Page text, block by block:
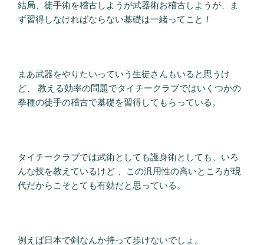
結局、徒手術を稽古しようが武器術お稽古しようが、ま
ず習得しなければならない基礎は一緒ってこと！
まあ武器をやりたいっていう生徒さんもいると思うけ
ど、 教える効率の問題でタイチークラブではいくつかの
拳種の徒手の稽古で基礎を習得してもらっている。
タイチークラブでは武術としても護身術としても、いろ
んな技を教えているけど 、この汎用性の高いところが現
代だからこそとても有効だと思っている。
例えば日本で剣なんか持って歩けないでしょ。